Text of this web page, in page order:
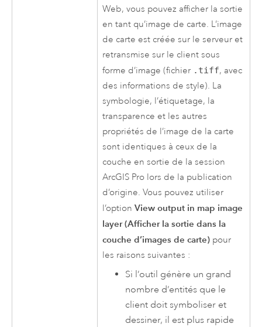
Web, vous pouvez afficher la sortie
en tant qu’image de carte. L’image
de carte est créée sur le serveur et
retransmise sur le client sous
forme d’image (fichier .tiff, avec
des informations de style). La
symbologie, l’étiquetage, la
transparence et les autres
propriétés de l’image de la carte
sont identiques à ceux de la
couche en sortie de la session
ArcGIS Pro lors de la publication
d’origine. Vous pouvez utiliser
l’optionView output in map image
layer (Afficher la sortie dans la
couche d’images de carte) pour
les raisons suivantes :
Si l’outil génère un grand
nombre d’entités que le
client doit symboliser et
dessiner, il est plus rapide